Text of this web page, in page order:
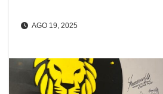
AGO 19, 2025